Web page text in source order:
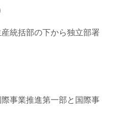
統括部の下から独立部署
事業推進第一部と国際事